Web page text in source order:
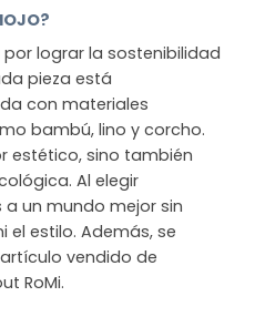
por lograr la sostenibilidad
pieza está
con materiales
bambú, lino y corcho.
estético, sino también
Al elegir
a un mundo mejor sin
estilo. Además, se
vendido de
RoMi.